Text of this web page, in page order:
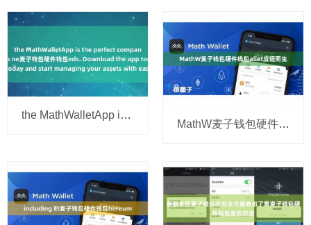
the MathWalletApp is the perfect companion for all
MathW麦子钱包硬件钱包allet应运而生